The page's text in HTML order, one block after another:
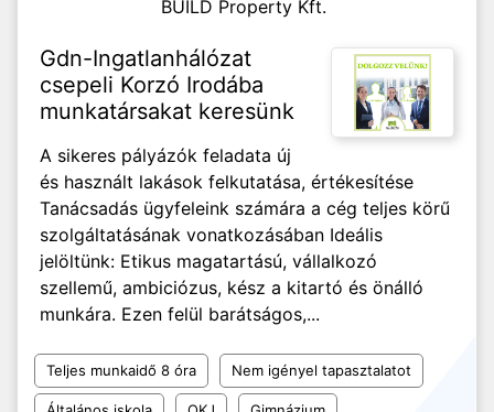
BUILD Property Kft.
Gdn-Ingatlanhálózat
csepeli Korzó Irodába
munkatársakat keresünk
A sikeres pályázók feladata új
és használt lakások felkutatása, értékesítése
Tanácsadás ügyfeleink számára a cég teljes körű
szolgáltatásának vonatkozásában Ideális
jelöltünk: Etikus magatartású, vállalkozó
szellemű, ambiciózus, kész a kitartó és önálló
munkára. Ezen felül barátságos,...
Teljes munkaidő 8 óra Nem igényel tapasztalatot